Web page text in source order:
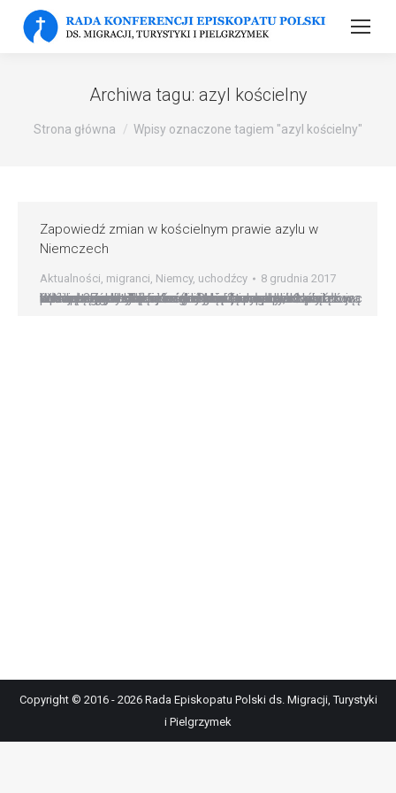
Archiwa tagu: azyl kościelny
Strona główna Wpisy oznaczone tagiem "azyl kościelny"
Zapowiedź zmian w kościelnym prawie azylu w
Niemczech
Aktualności, migranci, Niemcy, uchodźcy 8 grudnia 2017
Władze niemieckie i Kościoły będą pracować nad nową formułą azylu kościelnego Rząd federalny, rządy poszczególnych krajów (Landów) i władze Kościołów w Niemczech chcą omówić i na nowo opracować stniejącą praktykę kościelnego prawa azylu. Nawiązując do raportu o zwiększonej liczbie przypadków kościelnego azylu federalny minister spraw wewnętrznych Thomas de Maizi?re ogłosił w piątek w Lipsku: ?Zgodziliśmy…
Copyright © 2016 - 2026 Rada Episkopatu Polski ds. Migracji, Turystyki
i Pielgrzymek